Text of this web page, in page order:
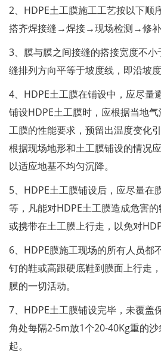
2、HDPE土工膜施工工艺按以下顺
搭齐焊接缝→焊接→现场检测→修
3、膜与膜之间接缝的搭接宽度不
缝排列方向平等于坡度线，即沿坡度
4、HDPE土工膜在铺设中，应尽量
铺设HDPE土工膜时，应根据当地
工膜的性能要求，预留出温度变化
根据现场地形和土工膜铺设的情况
以适应地基不均匀沉降。
5、HDPE土工膜铺设后，应尽量在
等，凡能对HDPE土工膜造成危害
或携带在土工膜上行走，以免对
6、HDPE膜施工现场的所有人员都
钉的鞋或高跟硬底鞋到膜面上行走
膜的一切活动。
7、HDPE土工膜铺设完毕，未覆盖
角处每隔2-5m放1个20-40Kg重的
起。